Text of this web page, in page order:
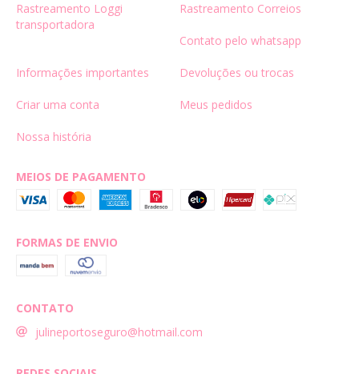
Rastreamento Loggi
transportadora
Rastreamento Correios
Contato pelo whatsapp
Informações importantes Devoluções ou trocas
Criar uma conta Meus pedidos
Nossa história
MEIOS DE PAGAMENTO
FORMAS DE ENVIO
CONTATO
julineportoseguro@hotmail.com